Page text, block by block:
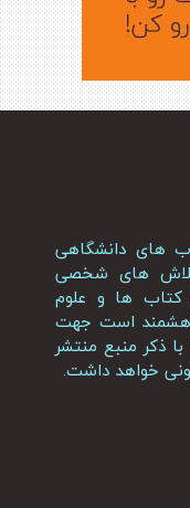
های دانشگاهی
های شخصی
کتاب ها و علوم
است جهت
ذکر منبع منتشر
خواهد داشت.